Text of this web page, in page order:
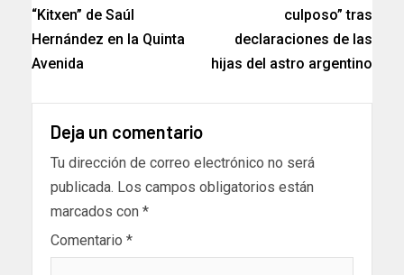
“Kitxen” de Saúl
Hernández en la Quinta
Avenida
culposo” tras
declaraciones de las
hijas del astro argentino
Deja un comentario
Tu dirección de correo electrónico no será
publicada. Los campos obligatorios están
marcados con *
Comentario *